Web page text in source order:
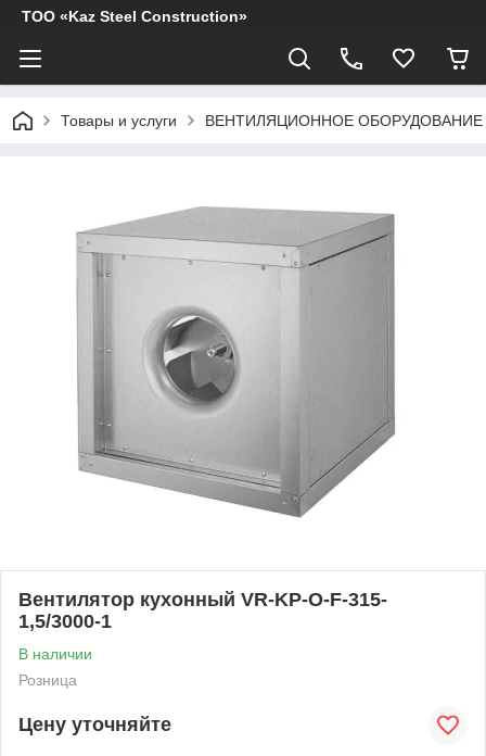
ТОО «Kaz Steel Construction»
Товары и услуги ВЕНТИЛЯЦИОННОЕ ОБОРУДОВАНИЕ
Вентилятор кухонный VR-KP-O-F-315-
1,5/3000-1
В наличии
Розница
Цену уточняйте